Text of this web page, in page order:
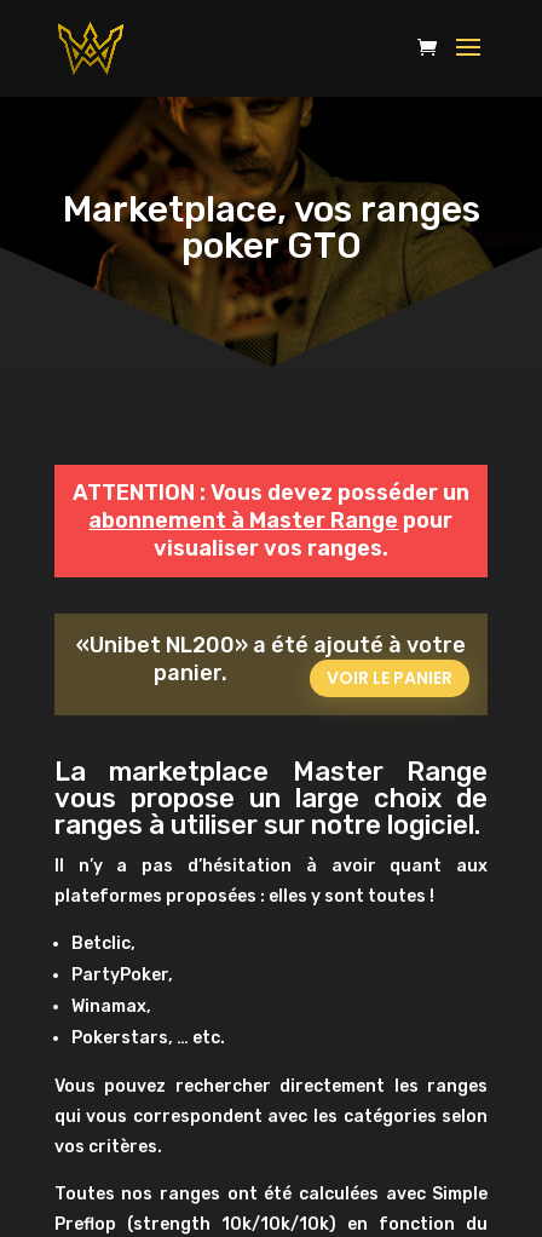
Marketplace, vos ranges
poker GTO
ATTENTION : Vous devez posséder un
abonnement à Master Range pour
visualiser vos ranges.
«Unibet NL200» a été ajouté à votre
panier.
VOIR LE PANIER
La marketplace Master Range
vous propose un large choix de
ranges à utiliser sur notre logiciel.
Il n’y a pas d’hésitation à avoir quant aux
plateformes proposées : elles y sont toutes !
Betclic,
PartyPoker,
Winamax,
Pokerstars, … etc.
Vous pouvez rechercher directement les ranges
qui vous correspondent avec les catégories selon
vos critères.
Toutes nos ranges ont été calculées avec Simple
Preflop (strength 10k/10k/10k) en fonction du